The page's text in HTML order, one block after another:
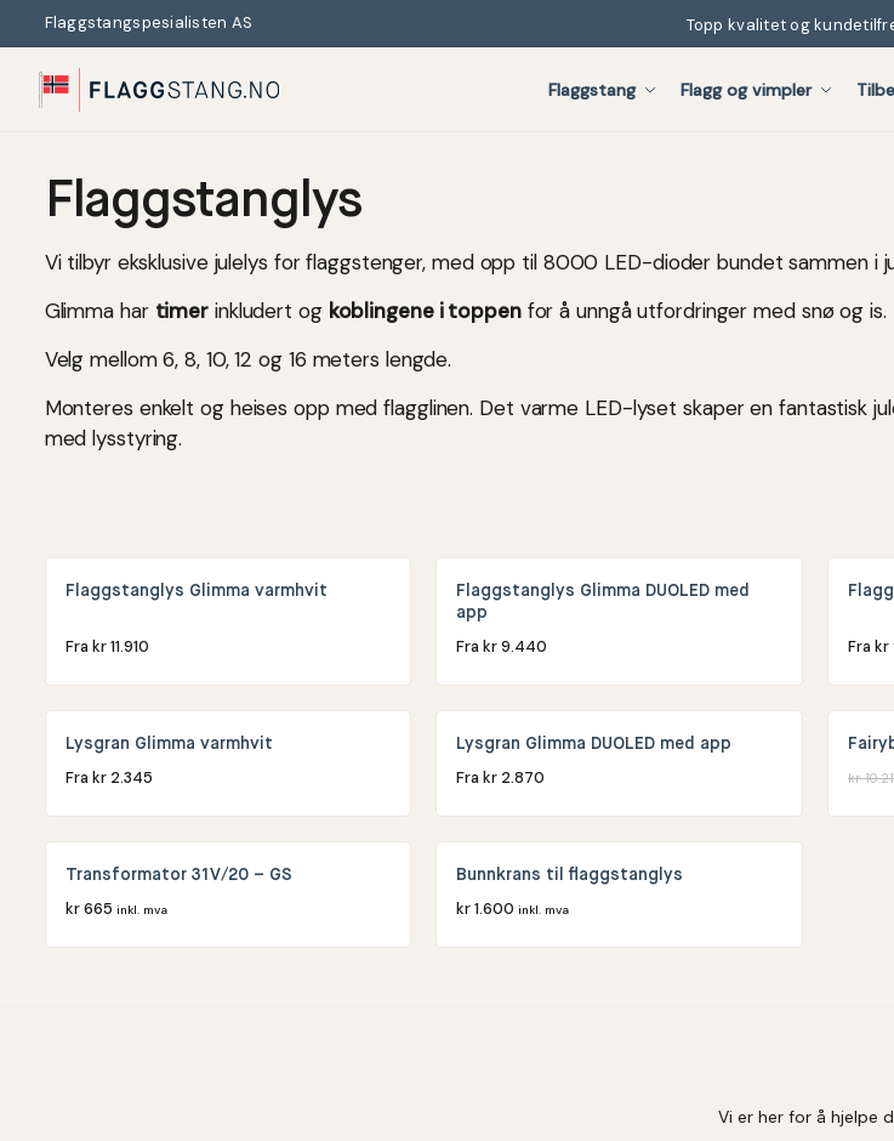
Flaggstangspesialisten AS Topp kvalitet og
Flaggstang Flagg og vimpler
Search
Flaggstanglys
Vi tilbyr eksklusive julelys for flaggstenger, med opp til 8000 LED-dioder bundet sammen i
Glimma har timer inkludert og koblingene i toppenfor å unngå utfordringer med snø og is.
Velg mellom 6, 8, 10, 12 og 16 meters lengde.
Monteres enkelt og heises opp med flagglinen. Det varme LED-lyset skaper en fantastisk
med lysstyring.
Flaggstanglys Glimma varmhvit
Fra kr11.910
Flaggstanglys Glimma DUOLED med
app
Frakr9.440 Fra kr
Lysgran Glimma varmhvit
Fra kr2.345
Lysgran Glimma DUOLED med app
Frakr 2.870
kr
Transformator 31V/20 – GS
kr665 inkl. mva
Bunnkrans til flaggstanglys
kr1.600 inkl. mva
Vi er her for å hjelpe